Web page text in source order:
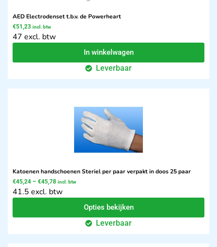
AED Electrodenset t.b.v. de Powerheart
€51,23 incl. btw
47 excl. btw
In winkelwagen
Leverbaar
Katoenen handschoenen Steriel per paar verpakt in doos 25 paar
€45,24 – €45,78 incl. btw
41.5 excl. btw
Opties bekijken
Leverbaar